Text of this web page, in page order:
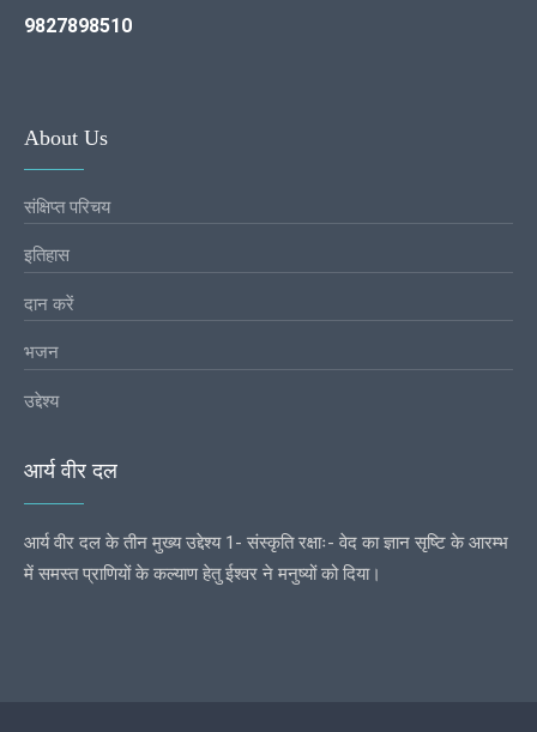
9827898510
About Us
संक्षिप्त परिचय
इतिहास
दान करें
भजन
उद्देश्य
आर्य वीर दल
आर्य वीर दल के तीन मुख्य उद्देश्य 1- संस्कृति रक्षाः- वेद का ज्ञान सृष्टि के आरम्भ
में समस्त प्राणियों के कल्याण हेतु ईश्वर ने मनुष्यों को दिया।